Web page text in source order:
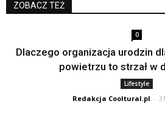
ZOBACZ TEŻ
0
Dlaczego organizacja urodzin
powietrzu to strzał w
Lifestyle
Redakcja Cooltural.pl -